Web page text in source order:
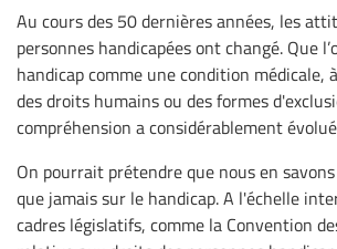
Au cours des 50 dernières années, les
personnes handicapées ont changé. Que
handicap comme une condition médicale,
des droits humains ou des formes
compréhension a considérablement
On pourrait prétendre que nous en
que jamais sur le handicap. A l'échelle
cadres législatifs, comme la Convention